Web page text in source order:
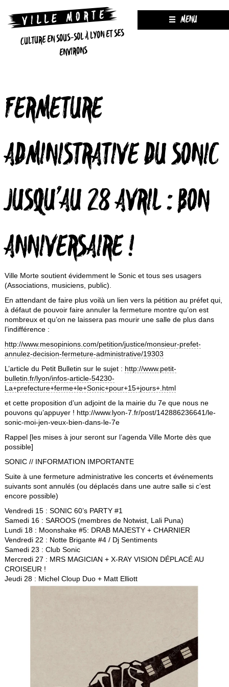
CULTURE EN SOUS-SOL À LYON ET SES
ENVIRONS
MENU
FERMETURE
ADMINISTRATIVE DU SONIC
JUSQU’AU 28 AVRIL : BON
ANNIVERSAIRE !
Ville Morte soutient évidemment le Sonic et tous ses usagers
(Associations, musiciens, public).
En attendant de faire plus voilà un lien vers la pétition au préfet qui,
à défaut de pouvoir faire annuler la fermeture montre qu’on est
nombreux et qu’on ne laissera pas mourir une salle de plus dans
l’indifférence :
http://www.mesopinions.com/petition/justice/monsieur-prefet-
annulez-decision-fermeture-administrative/19303
L’article du Petit Bulletin sur le sujet : http://www.petit-
bulletin.fr/lyon/infos-article-54230-
La+prefecture+ferme+le+Sonic+pour+15+jours+.html
et cette proposition d’un adjoint de la mairie du 7e que nous ne
pouvons qu’appuyer ! http://www.lyon-7.fr/post/142886236641/le-
sonic-moi-jen-veux-bien-dans-le-7e
Rappel [les mises à jour seront sur l’agenda Ville Morte dès que
possible]
SONIC // INFORMATION IMPORTANTE
Suite à une fermeture administrative les concerts et événements
suivants sont annulés (ou déplacés dans une autre salle si c’est
encore possible)
Vendredi 15 : SONIC 60’s PARTY #1
Samedi 16 : SAROOS (membres de Notwist, Lali Puna)
Lundi 18 : Moonshake #5: DRAB MAJESTY + CHARNIER
Vendredi 22 : Notte Brigante #4 / Dj Sentiments
Samedi 23 : Club Sonic
Mercredi 27 : MRS MAGICIAN + X-RAY VISION DÉPLACÉ AU
CROISEUR !
Jeudi 28 : Michel Cloup Duo + Matt Elliott